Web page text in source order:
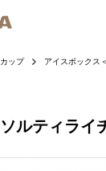
ップ アイスボックス
ルティライ